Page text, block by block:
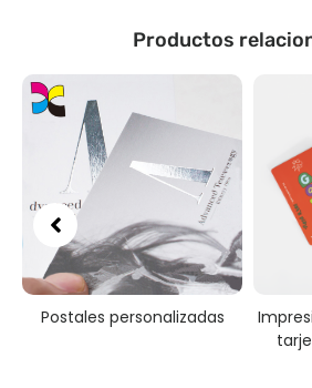
Productos
Postales personalizadas